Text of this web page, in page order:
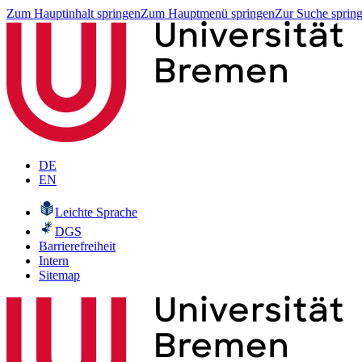
Zum Hauptinhalt springenZum Hauptmenü springenZur Suche
DE
EN
Leichte Sprache
DGS
Barrierefreiheit
Intern
Sitemap